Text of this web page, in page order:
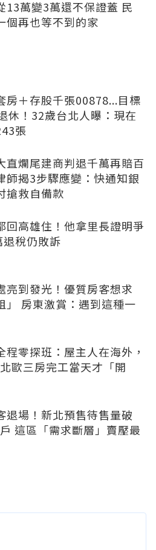
13萬變3萬還不保證蓋 民
個再也等不到的家
房＋存股千張00878...目標
休！32歲台北人曝：現在
張
直爛尾建商判退千萬再賠百
師揭3步驟應變：快通知銀
搶救自備款
回高雄住！他拿里長證明爭
退稅仍敗訴
亮到發光！優質房客想求
」 房東激賞：遇到這種一
程零探班：屋主人在海外，
歐三房完工當天才「開
退場！新北預售待售量破
這區「需求斷層」賣壓最